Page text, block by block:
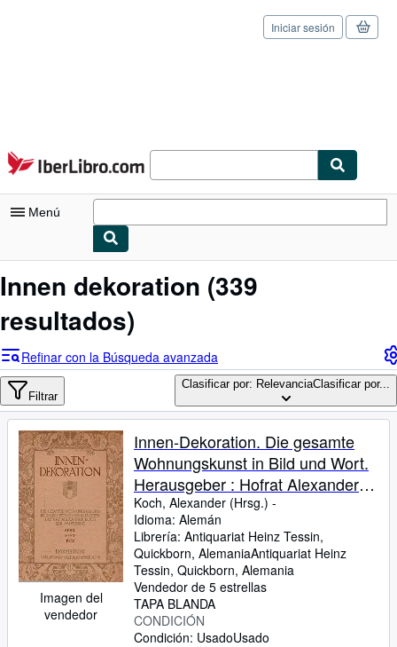
Pasar al contenido principal
IberLibro.com
Iniciar sesión
Menú
Búsqueda avanzada
Colecciones
Libros antiguos
Arte y coleccionismo
Vendedores
Comenzar a vender
Ayuda
CERRAR
Innen dekoration (339
resultados)
Refinar con la Búsqueda avanzada
Filtrar
Clasificar por: RelevanciaClasificar por...
Imagen del
vendedor
Innen-Dekoration. Die gesamte
Wohnungskunst in Bild und Wort.
Herausgeber : Hofrat Alexander
Koch. XLIII. Jahrgang April 1932.
Mit vielen Tafeln und Abbildungen.
Koch, Alexander (Hrsg.) -
Idioma: Alemán
Librería: Antiquariat Heinz Tessin,
Quickborn, AlemaniaAntiquariat Heinz
Tessin, Quickborn, Alemania
Vendedor de 5 estrellas
TAPA BLANDA
CONDICIÓN
Condición: UsadoUsado